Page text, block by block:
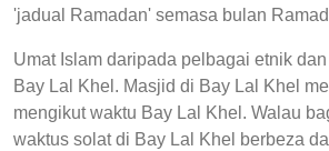
'jadual Ramadan' semasa bulan
Umat Islam daripada pelbagai etnik
Bay Lal Khel. Masjid di Bay Lal Khel
mengikut waktu Bay Lal Khel. Walau
waktus solat di Bay Lal Khel berbeza